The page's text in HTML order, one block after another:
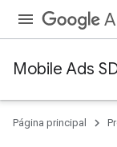
Mobile Ads
Página principal